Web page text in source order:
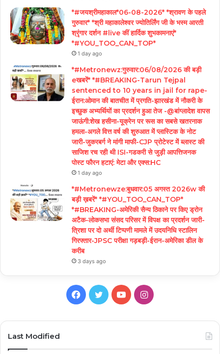
*#जयश्रीमहाकाल*06-08-2026* *श्रावण के पहले
गुरुवार* *श्री महाकालेश्वर ज्योतिर्लिंग जी के भस्म आरती
श्रृंगार दर्शन #live कीं हार्दिक शुभकामनाएं*
*#YOU_TOO_CAN_TOP*
1 day ago
*#Metronewz:गुरुवार:06/08/2026 की बड़ी
eखबरें* *#BREAKING-Tarun Tejpal
sentenced to 10 years in jail for rape-
ईरान:ओमान की बातचीत में प्रगति-झारखंड में नौकरी के
इच्छुक अभ्यर्थियों का प्रदर्शन हुआ तेज -@बांग्लादेश वापस
जाऊंगी:शेख हसीना-यूक्रेन पर रूस का सबसे खतरनाक
हमला-अगले वित्त वर्ष की शुरुआत में प्लास्टिक के नोट
जारी-जुकरबर्ग ने मांगी माफी-CJP प्रोटेस्ट में ब्लास्ट की
साजिश रच रही थी ISI-गडकरी से जुड़ी आपत्तिजनक
पोस्ट फौरन हटाएं: मेटा और एक्स:HC
1 day ago
*#Metronewze:बुधवार:05 अगस्त 2026w की
बड़ी ख़बरें* *#YOU_TOO_CAN_TOP*
*#BREAKING-अमेरिकी सैन्य ठिकाने पर किए ड्रोन
अटैक-लोकसभा संसद परिसर में विपक्ष का प्रदर्शन जारी-
त्रिशा पर दो अर्थी टिप्पणी मामले में उदयनिधि स्टालिन
गिरफ्तार-JPSC परीक्षा गड़बड़ी-ईरान-अमेरिका डील के
करीब
3 days ago
Facebook
TwitterYouTubeInstagram
Last Modified